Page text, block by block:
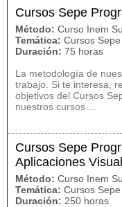
Cursos Sepe
Método: Curso Inem
Temática: Cursos
Duración: 75 horas
La metodología de
trabajo. Si te interesa,
objetivos del Cursos
nuestros cursos ...
Cursos Sepe
Aplicaciones
Método: Curso Inem
Temática: Cursos
Duración: 250 horas